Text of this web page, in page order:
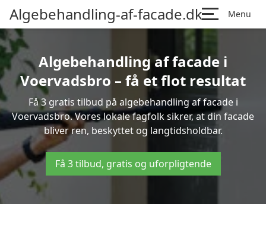
Algebehandling-af-facade.dk Menu
Algebehandling af facade i
Voervadsbro – få et flot resultat
Få 3 gratis tilbud på algebehandling af facade i
Voervadsbro. Vores lokale fagfolk sikrer, at din facade
bliver ren, beskyttet og langtidsholdbar.
Få 3 tilbud, gratis og uforpligtende